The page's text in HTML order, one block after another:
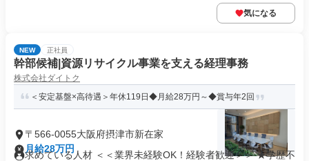
気になる
NEW 正社員
幹部候補|資源リサイクル事業を支える経理事務
株式会社ダイトク
＜安定基盤×高待遇＞年休119日◆月給28万円～◆賞与年2回
〒566-0055大阪府摂津市新在家
月給28万円
求めている人材 ＜＜業界未経験OK！経験者歓迎＞＞ ★学歴不